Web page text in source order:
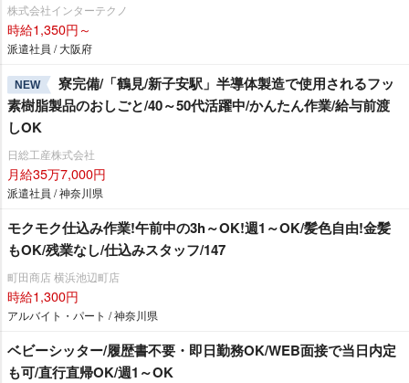
株式会社インターテクノ
時給1,350円～
派遣社員 / 大阪府
NEW
寮完備/「鶴見/新子安駅」半導体製造で使用されるフッ
素樹脂製品のおしごと/40～50代活躍中/かんたん作業/給与前渡
しOK
日総工産株式会社
月給35万7,000円
派遣社員 / 神奈川県
モクモク仕込み作業!午前中の3h～OK!週1～OK/髪色自由!金髪
もOK/残業なし/仕込みスタッフ/147
町田商店 横浜池辺町店
時給1,300円
アルバイト・パート / 神奈川県
ベビーシッター/履歴書不要・即日勤務OK/WEB面接で当日内定
も可/直行直帰OK/週1～OK